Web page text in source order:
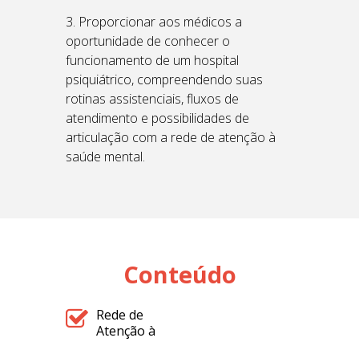
3. Proporcionar aos médicos a
oportunidade de conhecer o
funcionamento de um hospital
psiquiátrico, compreendendo suas
rotinas assistenciais, fluxos de
atendimento e possibilidades de
articulação com a rede de atenção à
saúde mental.
Conteúdo
Rede de
Atenção à